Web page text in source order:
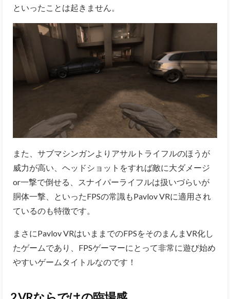
といったことは起きません。
また、サブマシンガンよりアサルトライフルのほうが
威力が高い、ヘッドショットをすれば敵に大ダメージ
or一撃で倒せる、スナイパーライフルは扱いづらいが
胴体一撃、といったFPSの常識もPavlov VRに適用され
ているのも特徴です。
まさにPavlov VRはいままでのFPSをそのまんまVR化し
たゲームであり、FPSゲーマーにとって非常に遊び始め
やすいゲームタイトルなのです！